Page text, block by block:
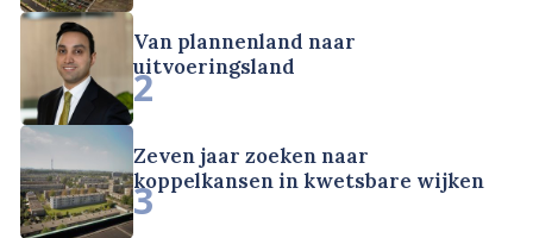
Van plannenland naar
uitvoeringsland
2
Zeven jaar zoeken naar
koppelkansen in kwetsbare wijken
3